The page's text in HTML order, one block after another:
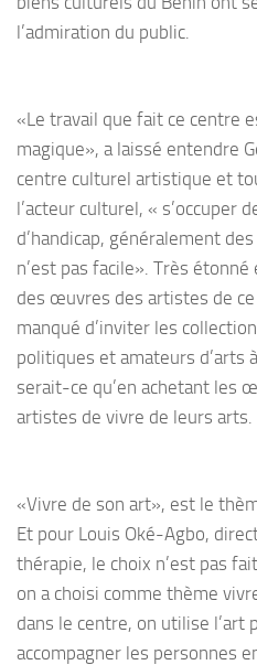
l’admiration du public.
«Le travail que fait ce centre
magique», a laissé entendre
centre culturel artistique et
l’acteur culturel, « s’occuper
d’handicap, généralement
n’est pas facile». Très
des œuvres des artistes de ce
manqué d’inviter les
politiques et amateurs d’arts
serait-ce qu’en achetant les
artistes de vivre de leurs arts.
«Vivre de son art», est le
Et pour Louis Oké-Agbo,
thérapie, le choix n’est pas
on a choisi comme thème
dans le centre, on utilise l’art
accompagner les personnes